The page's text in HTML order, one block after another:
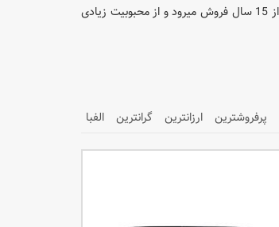
پروژکتور کلاسی ، پروژکتور سالن کنفرانس و حتی پروژکتور جیبی نیز تولید میکند و برند اپتما در ایران بیش از 15 سال فروش میرود و از محبوبیت زیادی
پرفروشترین ارزانترین گرانترین الفبا